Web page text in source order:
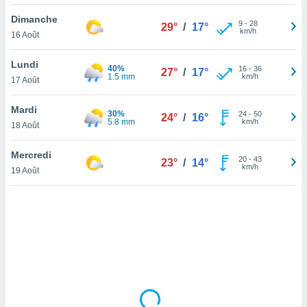
votre
à
en
le
Dimanche
16 Août
29° / 17° 9- 28
km/h
Lundi
17 Août
40%
1.5 mm
27° / 17° 16- 36
km/h
Mardi
18 Août
30%
5.8 mm
24° / 16° 24- 50
km/h
Mercredi
19 Août
23° / 14° 20- 43
km/h